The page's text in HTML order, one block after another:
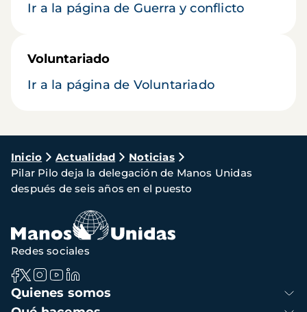
Ir a la página de Guerra y conflicto
Voluntariado
Ir a la página de Voluntariado
Ruta
de
navegación
Inicio Actualidad
Noticias
Pilar Pilo deja la delegación de Manos Unidas
después de seis años en el puesto
Navegación
principal
Quienes somos
Redes sociales